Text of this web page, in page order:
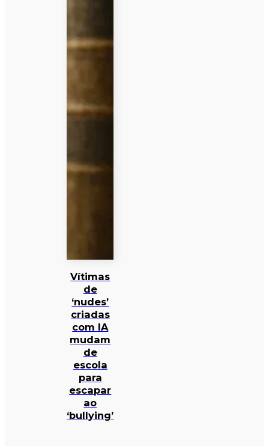
Vítimas
de
‘nudes’
criadas
com IA
mudam
de
escola
para
escapar
ao
‘bullying’